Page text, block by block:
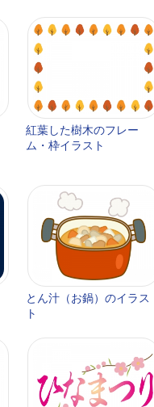
紅葉した樹木のフレー
ム・枠イラスト
とん汁（お鍋）のイラス
ト